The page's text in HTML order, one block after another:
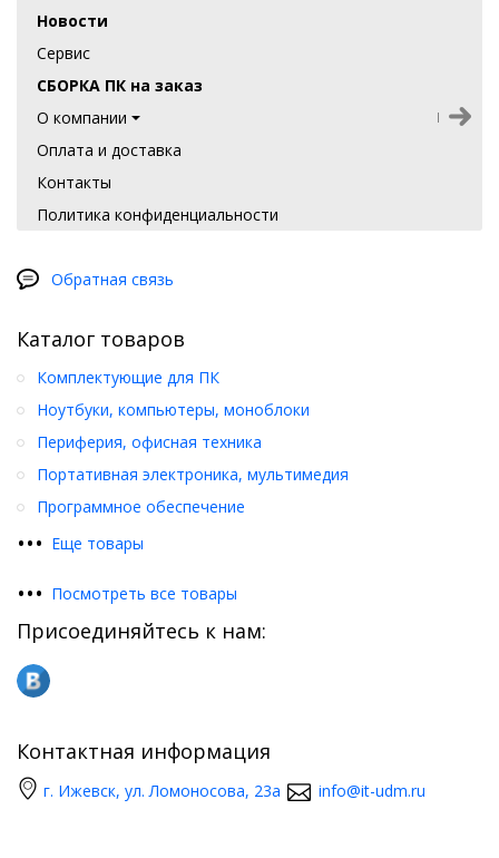
Новости
Сервис
СБОРКА ПК на заказ
О компании
Оплата и доставка
Контакты
Политика конфиденциальности
Обратная связь
Каталог товаров
••• Еще товары
Комплектующие для ПК
Ноутбуки, компьютеры, моноблоки
Периферия, офисная техника
Портативная электроника, мультимедия
Программное обеспечение
••• Посмотреть все товары
Присоединяйтесь к нам:
Контактная информация
г. Ижевск, ул. Ломоносова, 23а info@it-udm.ru